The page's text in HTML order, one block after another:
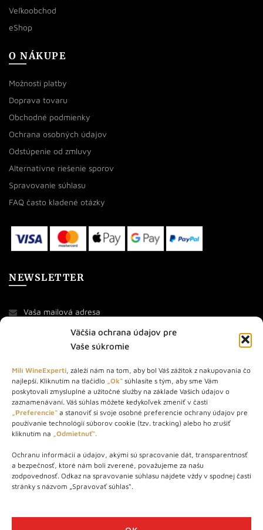
Väčšia ochrana údajov pre
Vaše súkromie
Milí WineExperti, záleží nám na tom, aby bol Váš zážitok z nakupovania čo
najlepší. Kliknutím na tlačidlo „Ok“ súhlasíte s tým, aby sme Vám
poskytovali zmysluplné a užitočné služby na základe Vašich údajov o
zaznamenávaní. Váš súhlas môžete kedykoľvek zmeniť v časti
„Preferencie“ a stanoviť si svoje osobné preferencie ochrany údajov pre
používanie technológií súborov cookie (tzv. tracking) alebo ho zrušiť
kliknutím na „Odmietnuť“.
Ochranu informácií a údajov, akými sú spracovanie dát, transparentnosť
a bezpečnosť, ktoré nám boli zverené, považujeme za našu
zodpovednosť. Odkaz na spravovanie súhlasu nájdete vždy v spodnej časti
stránky s názvom „Spravovať súhlas“.
Veľkoobchod
eShop
O NÁKUPE
Možnosti platby
Doprava tovaru
Obchodné podmienky
Ochrana osobných údajov
Odstúpenie od zmluvy
Alternatívne riešenie sporov
Spravovanie súhlasu
FAQ často kladené otázky
NEWSLETTER
O NÁS
STORE – obchod s vínom a destilátmi od roku 2010. Na našej
webovej stránke predávame viac ako 1000+ značkových
produktov.
Info tel.: +421 917 779 888
Vínotéka: +421 917 888 879
Vínotéka: Bratislavská 49/B, Bratislava 841 06